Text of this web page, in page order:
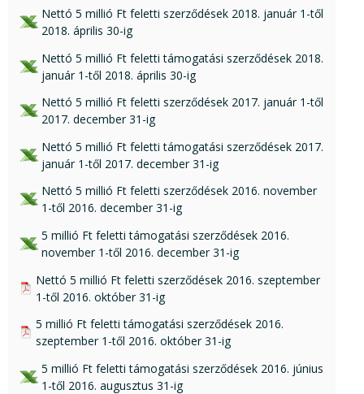
xlsx csatolmány:
Nettó 5 millió Ft feletti szerződések 2018. január 1-től
2018. április 30-ig
xls csatolmány:
Nettó 5 millió Ft feletti támogatási szerződések 2018.
január 1-től 2018. április 30-ig
xls csatolmány:
Nettó 5 millió Ft feletti szerződések 2017. január 1-től
2017. december 31-ig
xls csatolmány:
Nettó 5 millió Ft feletti támogatási szerződések 2017.
január 1-től 2017. december 31-ig
xls csatolmány:
Nettó 5 millió Ft feletti szerződések 2016. november
1-től 2016. december 31-ig
xls csatolmány:
5 millió Ft feletti támogatási szerződések 2016.
november 1-től 2016. december 31-ig
pdf csatolmány:
Nettó 5 millió Ft feletti szerződések 2016. szeptember
1-től 2016. október 31-ig
pdf csatolmány:
5 millió Ft feletti támogatási szerződések 2016.
szeptember 1-től 2016. október 31-ig
xls csatolmány:
5 millió Ft feletti támogatási szerződések 2016. június
1-től 2016. augusztus 31-ig